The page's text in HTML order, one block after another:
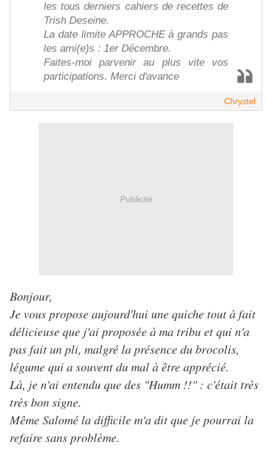
les tous derniers cahiers de recettes de
Trish Deseine.
La date limite APPROCHE à grands pas
les ami(e)s : 1er Décembre.
Faites-moi parvenir au plus vite vos
participations. Merci d'avance
Chrystel
Publicité
Bonjour,
Je vous propose aujourd'hui une quiche tout à fait
délicieuse que j'ai proposée à ma tribu et qui n'a
pas fait un pli, malgré la présence du brocolis,
légume qui a souvent du mal à être apprécié.
Là, je n'ai entendu que des "Humm !!" : c'était très
très bon signe.
Même Salomé la difficile m'a dit que je pourrai la
refaire sans problème.